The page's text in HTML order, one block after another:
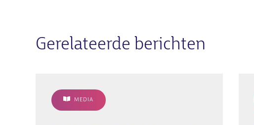
Gerelateerde berichten
MEDIA